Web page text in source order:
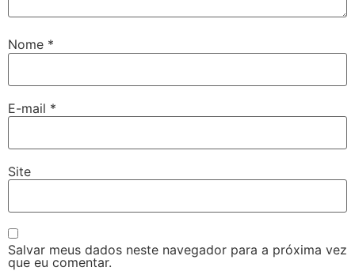
Nome *
E-mail *
Site
Salvar meus dados neste navegador para a próxima vez
que eu comentar.